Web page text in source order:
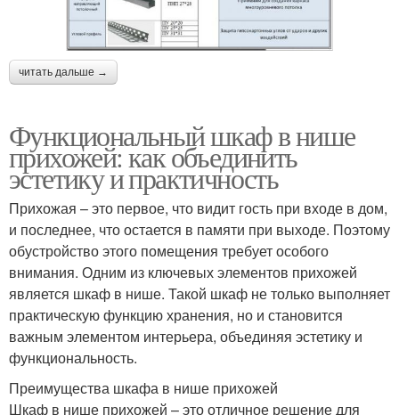
читать дальше →
Функциональный шкаф в нише
прихожей: как объединить
эстетику и практичность
Прихожая – это первое, что видит гость при входе в дом,
и последнее, что остается в памяти при выходе. Поэтому
обустройство этого помещения требует особого
внимания. Одним из ключевых элементов прихожей
является шкаф в нише. Такой шкаф не только выполняет
практическую функцию хранения, но и становится
важным элементом интерьера, объединяя эстетику и
функциональность.
Преимущества шкафа в нише прихожей
Шкаф в нише прихожей – это отличное решение для